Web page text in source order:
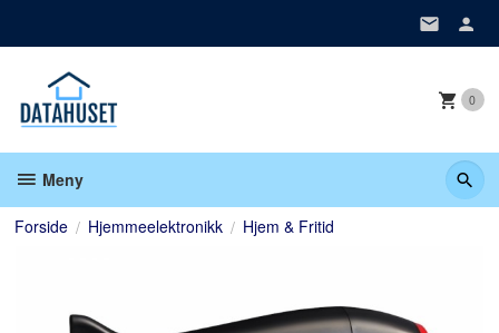
0
Meny
Forside Hjemmeelektronikk Hjem & Fritid